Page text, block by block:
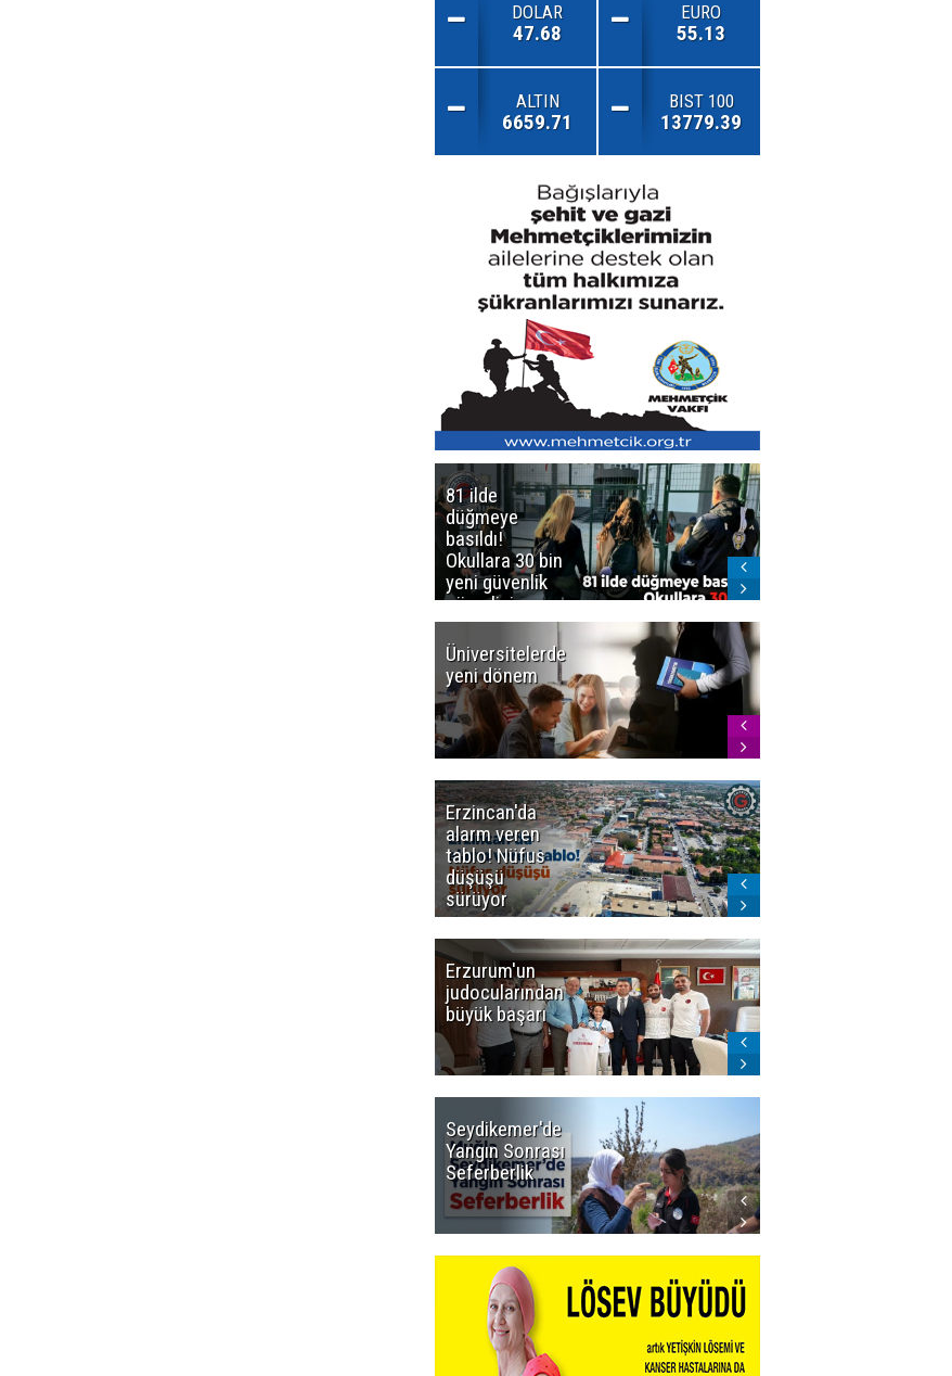
DOLAR
47.68
EURO
55.13
ALTIN
6659.71
BIST 100
13779.39
81 ilde
düğmeye
basıldı!
Okullara 30 bin
yeni güvenlik
görevlisi
Üniversitelerde
yeni dönem
Erzincan'da
alarm veren
tablo! Nüfus
düşüşü
sürüyor
Erzurum'un
judocularından
büyük başarı
Seydikemer'de
Yangın Sonrası
Seferberlik